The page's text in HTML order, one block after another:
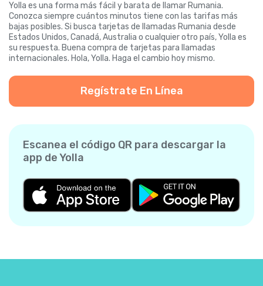
Yolla es una forma más fácil y barata de llamar Rumania.
Conozca siempre cuántos minutos tiene con las tarifas más
bajas posibles. Si busca tarjetas de llamadas Rumania desde
Estados Unidos, Canadá, Australia o cualquier otro país, Yolla es
su respuesta. Buena compra de tarjetas para llamadas
internacionales. Hola, Yolla. Haga el cambio hoy mismo.
Regístrate En Línea
Escanea el código QR para descargar la
app de Yolla